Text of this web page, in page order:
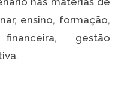
ensino, formação,
gestão